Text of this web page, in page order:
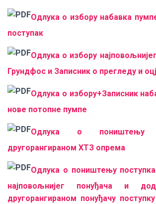
Одлука о избору набавка
поступак
Одлука о избору
Грундфос и Записник о прегледу и
Oдлука о избору+Записник
нове потопне пумпе
Одлука о поништењу
другорангираном ХТЗ опрема
Одлука о поништењу поступка
најповољнијег понуђача и
другорангираном понуђачу